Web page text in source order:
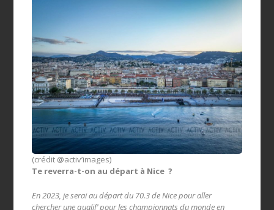
(crédit @activ’images)
Te reverra-t-on au départ à Nice ?
En 2023, je serai au départ du 70.3 de Nice pour aller
chercher une qualif’ pour les championnats du monde en